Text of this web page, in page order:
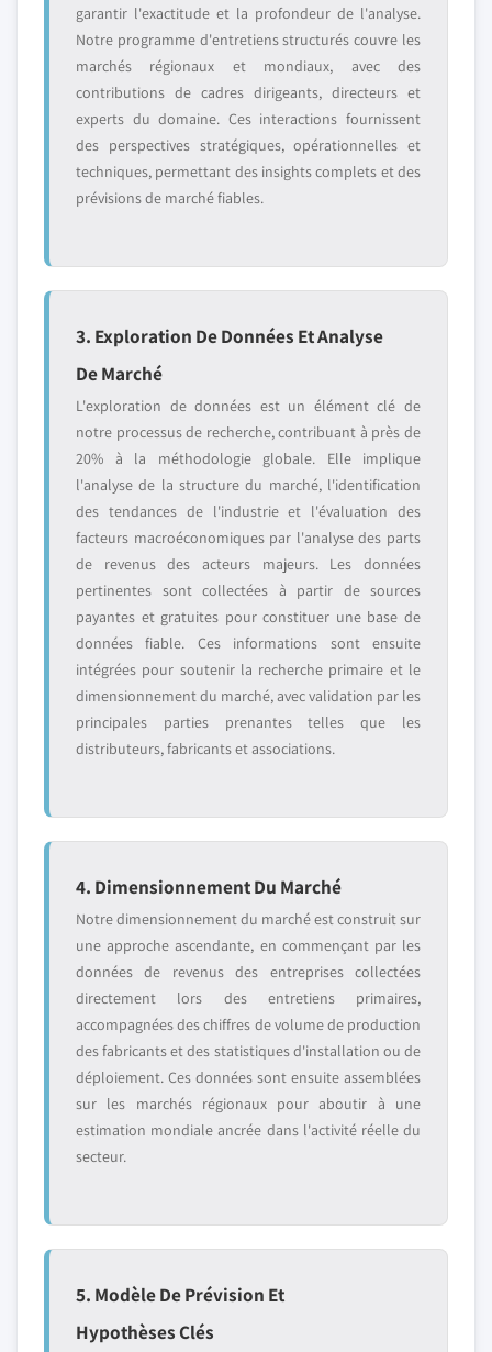
garantir l'exactitude et la profondeur de l'analyse.
Notre programme d'entretiens structurés couvre les
marchés régionaux et mondiaux, avec des
contributions de cadres dirigeants, directeurs et
experts du domaine. Ces interactions fournissent
des perspectives stratégiques, opérationnelles et
techniques, permettant des insights complets et des
prévisions de marché fiables.
3. Exploration De Données Et Analyse
De Marché
L'exploration de données est un élément clé de
notre processus de recherche, contribuant à près de
20% à la méthodologie globale. Elle implique
l'analyse de la structure du marché, l'identification
des tendances de l'industrie et l'évaluation des
facteurs macroéconomiques par l'analyse des parts
de revenus des acteurs majeurs. Les données
pertinentes sont collectées à partir de sources
payantes et gratuites pour constituer une base de
données fiable. Ces informations sont ensuite
intégrées pour soutenir la recherche primaire et le
dimensionnement du marché, avec validation par les
principales parties prenantes telles que les
distributeurs, fabricants et associations.
4. Dimensionnement Du Marché
Notre dimensionnement du marché est construit sur
une approche ascendante, en commençant par les
données de revenus des entreprises collectées
directement lors des entretiens primaires,
accompagnées des chiffres de volume de production
des fabricants et des statistiques d'installation ou de
déploiement. Ces données sont ensuite assemblées
sur les marchés régionaux pour aboutir à une
estimation mondiale ancrée dans l'activité réelle du
secteur.
5. Modèle De Prévision Et
Hypothèses Clés